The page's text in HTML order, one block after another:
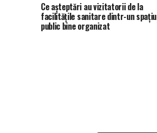
Ce așteptări au vizitatorii de la
facilitățile sanitare dintr-un spațiu
public bine organizat